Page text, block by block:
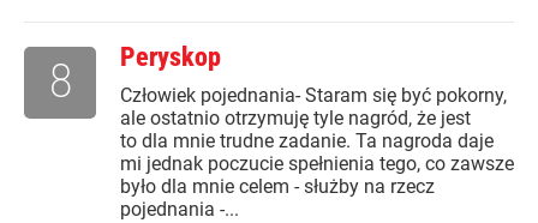
Peryskop
Człowiek pojednania- Staram się być pokorny,
ale ostatnio otrzymuję tyle nagród, że jest
to dla mnie trudne zadanie. Ta nagroda daje
mi jednak poczucie spełnienia tego, co zawsze
było dla mnie celem - służby na rzecz
pojednania -...
8